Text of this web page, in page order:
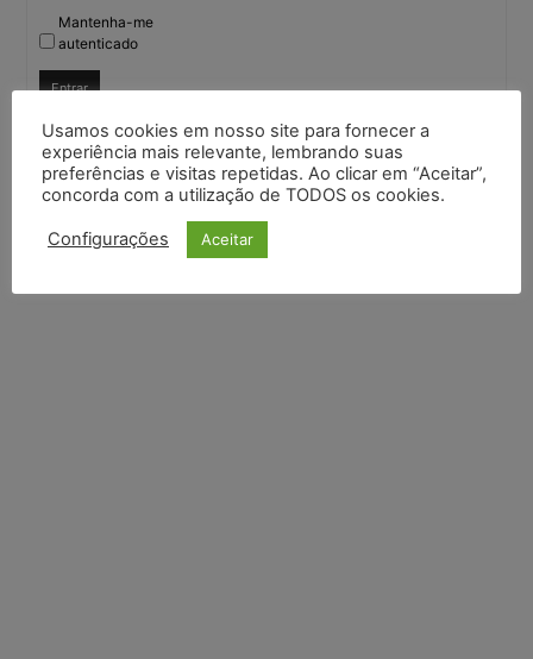
Mantenha-me
autenticado
Entrar
Continuar comGoogle
Continuar comX
Usamos cookies em nosso site para fornecer a
experiência mais relevante, lembrando suas
preferências e visitas repetidas. Ao clicar em “Aceitar”,
concorda com a utilização de TODOS os cookies.
Configurações Aceitar